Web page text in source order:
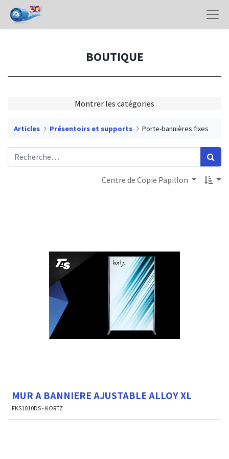
BOUTIQUE
Montrer les catégories
Articles Présentoirs et supports Porte-bannières fixes
Centre de Copie Papillon
MUR A BANNIERE AJUSTABLE ALLOY XL
FKS1010DS - KORTZ